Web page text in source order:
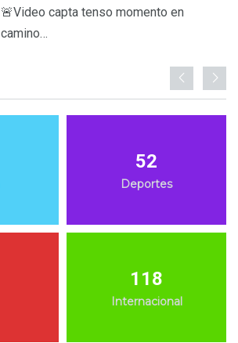
🚨Video capta tenso momento en
camino…
52
Deportes
118
Internacional